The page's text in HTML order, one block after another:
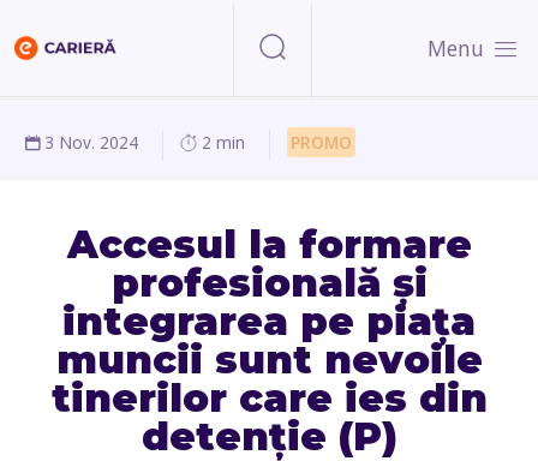
Menu
3 Nov. 2024 2 min PROMO
Accesul la formare
profesională și
integrarea pe piața
muncii sunt nevoile
tinerilor care ies din
detenție (P)